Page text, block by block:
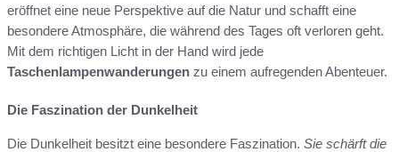
eröffnet eine neue Perspektive auf die Natur und schafft eine
besondere Atmosphäre, die während des Tages oft verloren geht.
Mit dem richtigen Licht in der Hand wird jede
Taschenlampenwanderungen zu einem aufregenden Abenteuer.
Die Faszination der Dunkelheit
Die Dunkelheit besitzt eine besondere Faszination. Sie schärft die